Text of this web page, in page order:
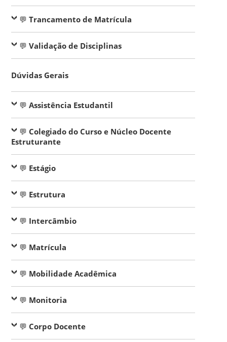
💬Trancamento de Matrícula
💬Validação de Disciplinas
Dúvidas Gerais
💬Assistência Estudantil
💬 Colegiado do Curso e Núcleo Docente
Estruturante
💬 Estágio
💬 Estrutura
💬 Intercâmbio
💬 Matrícula
💬 Mobilidade Acadêmica
💬 Monitoria
💬 Corpo Docente